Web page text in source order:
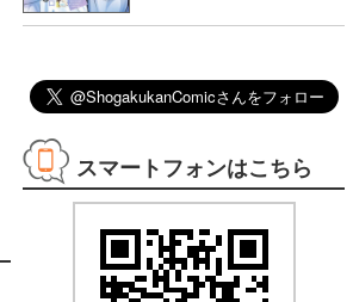
スマートフォンはこちら